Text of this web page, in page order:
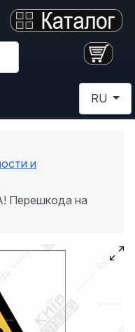
RU
и
Перешкода на